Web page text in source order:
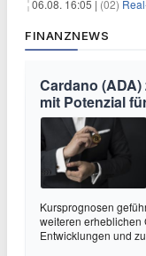
06.08. 16:05 | (02)
FINANZNEWS
Cardano
mit Potenzial
Kursprognosen
weiteren erheblichen
Entwicklungen und